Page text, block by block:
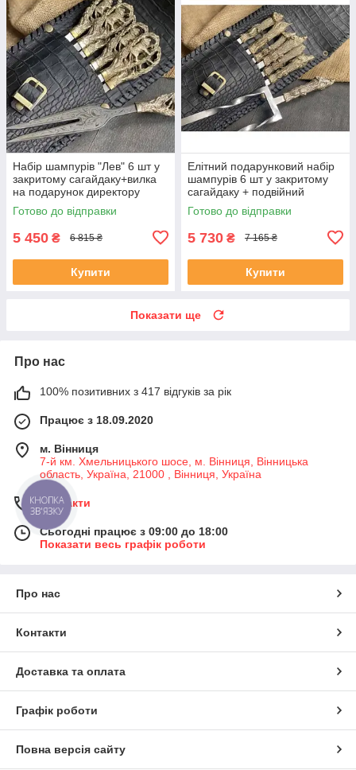
Набір шампурів "Лев" 6 шт у
закритому сагайдаку+вилка
на подарунок директору
Готово до відправки
5 450 ₴ 6 815 ₴
Купити
Елітний подарунковий набір
шампурів 6 шт у закритому
сагайдаку + подвійний
шампур
Готово до відправки
5 730 ₴ 7 165 ₴
Купити
Показати ще
Про нас
100% позитивних з 417 відгуків за рік
Працює з 18.09.2020
м. Вінниця
7-й км. Хмельницького шосе, м. Вінниця, Вінницька
область, Україна, 21000 , Вінниця, Україна
Контакти
Сьогодні працює з 09:00 до 18:00
Показати весь графік роботи
Про нас
Контакти
Доставка та оплата
Графік роботи
Повна версія сайту
КНОПКА
ЗВ'ЯЗКУ